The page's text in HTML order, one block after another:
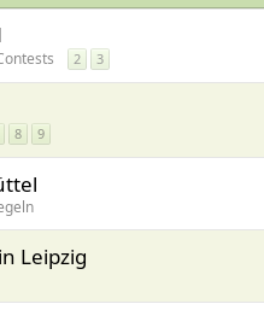
2 3
8 9
Leipzig